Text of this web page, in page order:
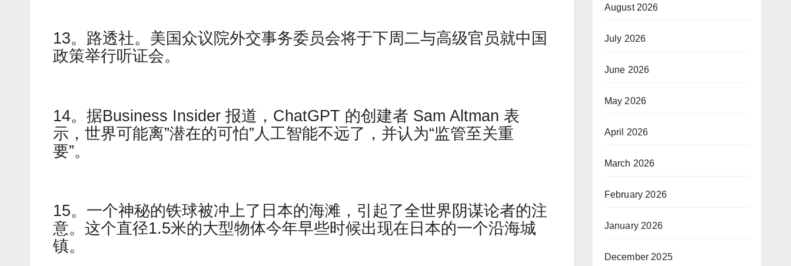
13。路透社。美国众议院外交事务委员会将于下周二与高级官员就中国
政策举行听证会。
14。据Business Insider 报道，ChatGPT 的创建者 Sam Altman 表
示，世界可能离”潜在的可怕”人工智能不远了，并认为“监管至关重
要”。
15。一个神秘的铁球被冲上了日本的海滩，引起了全世界阴谋论者的注
意。这个直径1.5米的大型物体今年早些时候出现在日本的一个沿海城
镇。
August 2026
July 2026
June 2026
May 2026
April 2026
March 2026
February 2026
January 2026
December 2025